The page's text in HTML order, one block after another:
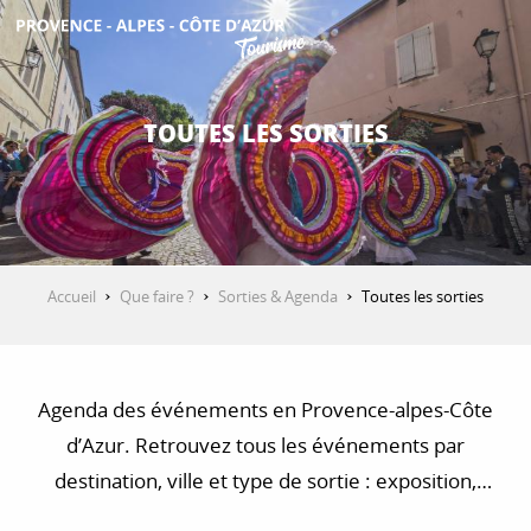
Aller
contenu
principal
DÉCOUVRIR
QUE FAIRE ?
SÉJOURNER
TOUTES LES SORTIES
Accueil Que faire ? Sorties & Agenda Toutes les sorties
Agenda des événements en Provence-alpes-Côte
d’Azur. Retrouvez tous les événements par
destination, ville et type de sortie : exposition,